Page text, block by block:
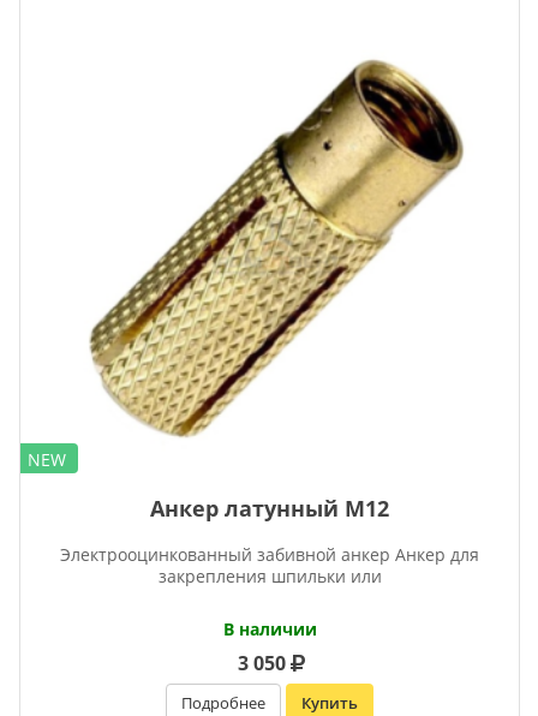
NEW
Анкер латунный М12
Электрооцинкованный забивной анкер Анкер для
закрепления шпильки или
В наличии
3 050
Подробнее Купить